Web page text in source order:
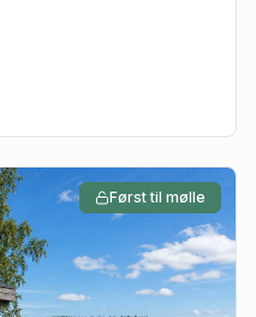
Først til mølle